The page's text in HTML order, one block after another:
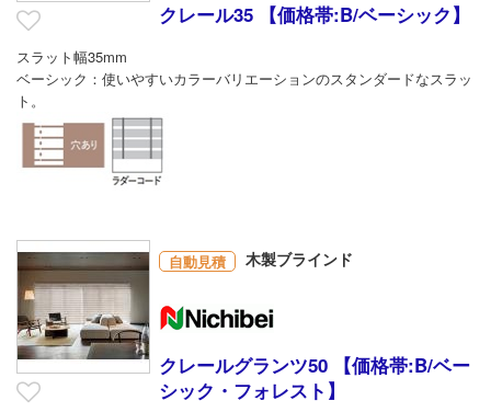
クレール35 【価格帯:B/ベーシック】
スラット幅35mm
ベーシック：使いやすいカラーバリエーションのスタンダードなスラッ
ト。
自動見積 木製ブラインド
クレールグランツ50 【価格帯:B/ベー
シック・フォレスト】